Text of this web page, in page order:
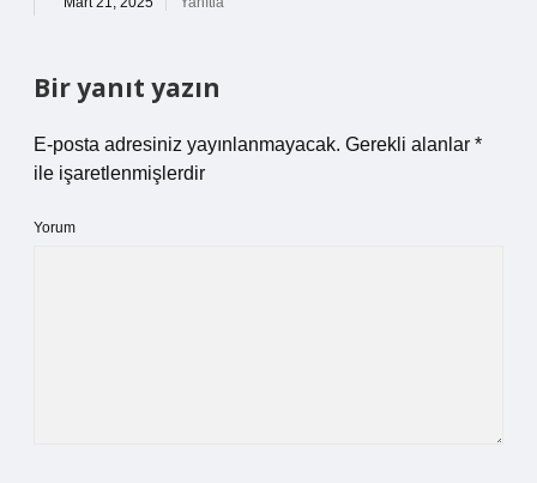
Bir yanıt yazın
E-posta adresiniz yayınlanmayacak. Gerekli alanlar *
ile işaretlenmişlerdir
Yorum